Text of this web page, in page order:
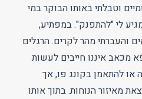
וטבלתי באותו הבוקר במי
לי "להתפנק". במפתיע,
והעברתי מהר לקרים. הרגלים
מכאב איננו חייבים לעשות
או להתאמן בקונג פו, אך
מאיזור הנוחות. בתוך אותו